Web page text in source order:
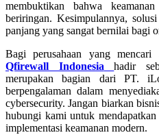
membuktikan bahwa
beriringan. Kesimpulannya,
panjang yang sangat bernilai bagi
Bagi perusahaan yang mencari
Qfirewall Indonesia
hadir
merupakan bagian dari PT.
berpengalaman dalam
cybersecurity. Jangan biarkan
hubungi kami untuk
implementasi keamanan modern.